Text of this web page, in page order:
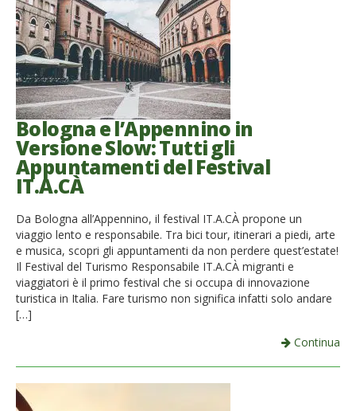
Bologna e l’Appennino in
Versione Slow: Tutti gli
Appuntamenti del Festival
IT.A.CÀ
Da Bologna all’Appennino, il festival IT.A.CÀ propone un
viaggio lento e responsabile. Tra bici tour, itinerari a piedi, arte
e musica, scopri gli appuntamenti da non perdere quest’estate!
Il Festival del Turismo Responsabile IT.A.CÀ migranti e
viaggiatori è il primo festival che si occupa di innovazione
turistica in Italia. Fare turismo non significa infatti solo andare
[…]
Continua